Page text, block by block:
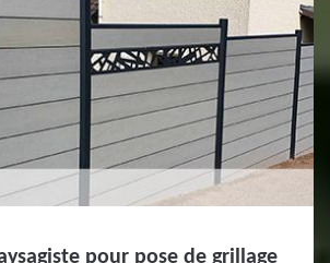
pour pose de grillage